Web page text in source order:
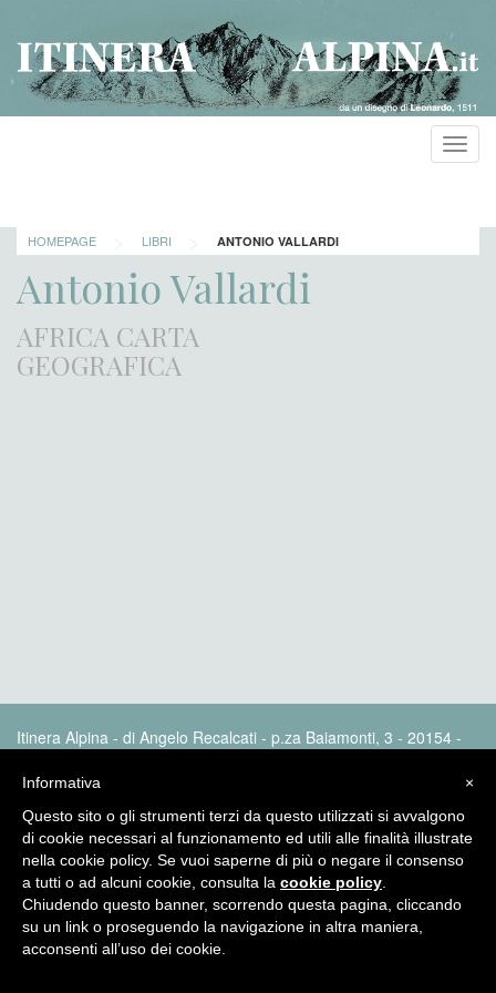
HOMEPAGE LIBRI ANTONIO VALLARDI
Antonio Vallardi
AFRICA CARTA
GEOGRAFICA
Itinera Alpina - di Angelo Recalcati - p.za Baiamonti, 3 - 20154 -
policy
×
Informativa
Questo sito o gli strumenti terzi da questo utilizzati si avvalgono
di cookie necessari al funzionamento ed utili alle finalità illustrate
nella cookie policy. Se vuoi saperne di più o negare il consenso
a tutti o ad alcuni cookie, consulta la cookie policy
Chiudendo questo banner, scorrendo questa pagina, cliccando
su un link o proseguendo la navigazione in altra maniera,
acconsenti all’uso dei cookie.